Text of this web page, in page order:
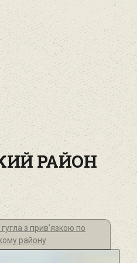
РАЙОН‎
гугла з прив'язкою по
району